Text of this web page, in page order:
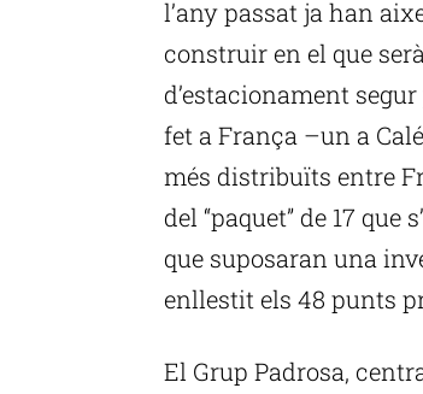
l’any passat ja han
construir en el que
d’estacionament
fet a França –un a
més distribuïts entre
del “paquet” de 17
que suposaran una
enllestit els 48 punts
El Grup Padrosa,